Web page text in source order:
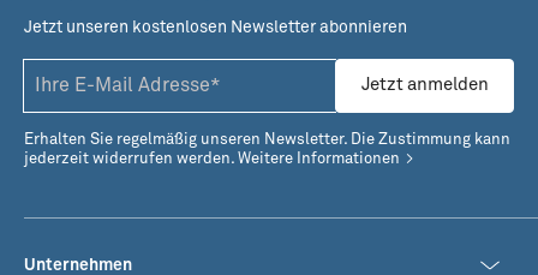
Unternehmen
Jetzt unseren kostenlosen Newsletter abonnieren
Jetzt anmelden
Erhalten Sie regelmäßig unseren Newsletter. Die Zustimmung kann
jederzeit widerrufen werden. Weitere Informationen